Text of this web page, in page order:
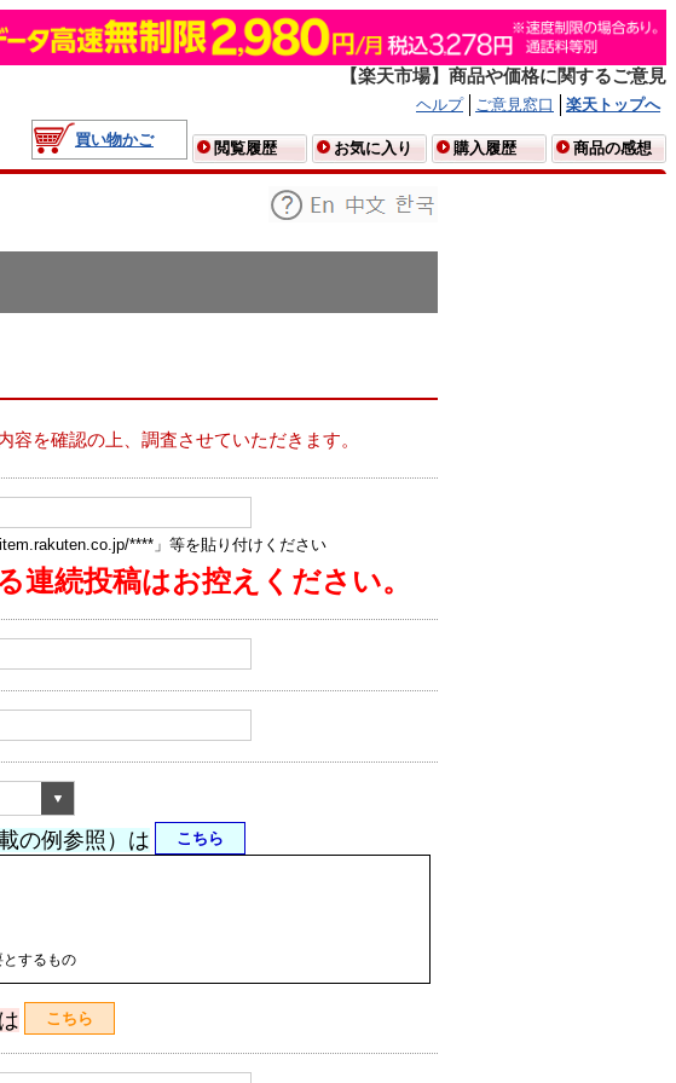
【楽天市場】商品や価格に関するご意見
ヘルプ ご意見窓口
楽天トップへ
買い物かご
閲覧履歴 お気に入り 購入履歴 商品の感想
を確認の上、調査させていただきます。
****」等を貼り付けください
続投稿はお控えください。
の例参照）は こちら
するもの
こちら